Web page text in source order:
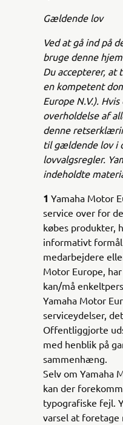
Gældende lov
Ved at gå ind på
bruge denne
Du accepterer, at
en kompetent
Europe N.V.).
overholdelse af
denne
til gældende lov i
lovvalgsregler.
indeholdte
1 Yamaha Motor
service over for
købes produkter,
informativt
medarbejdere
Motor Europe,
kan/må
Yamaha Motor
serviceydelser,
Offentliggjorte
med henblik på
sammenhæng.
Selv om Yamaha
kan der
typografiske fejl.
varsel at